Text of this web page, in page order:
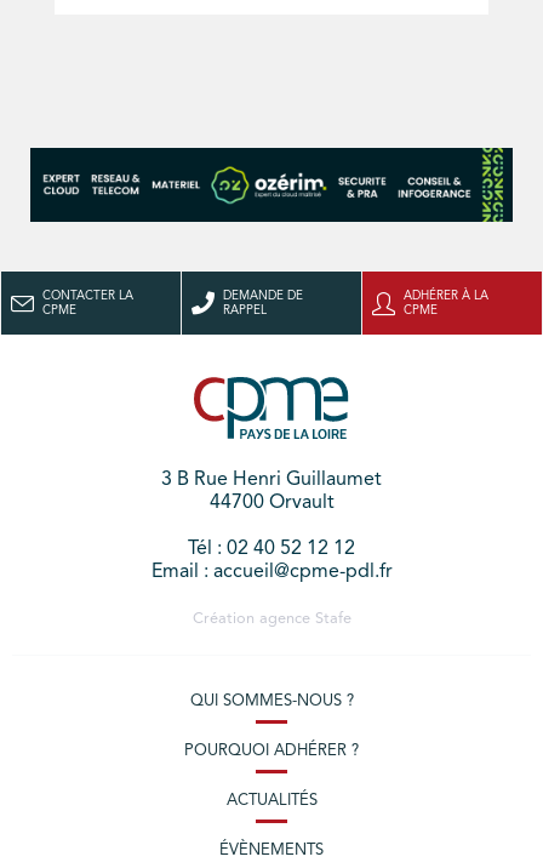
CONTACTER LA
CPME
DEMANDE DE
RAPPEL
ADHÉRER À LA
CPME
3 B Rue Henri Guillaumet
44700 Orvault
Tél : 02 40 52 12 12
Email : accueil@cpme-pdl.fr
Création agence Stafe
QUI SOMMES-NOUS ?
POURQUOI ADHÉRER ?
ACTUALITÉS
ÉVÈNEMENTS